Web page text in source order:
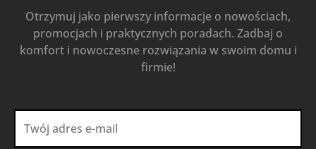
Otrzymuj jako pierwszy informacje o nowościach,
promocjach i praktycznych poradach. Zadbaj o
komfort i nowoczesne rozwiązania w swoim domu i
firmie!